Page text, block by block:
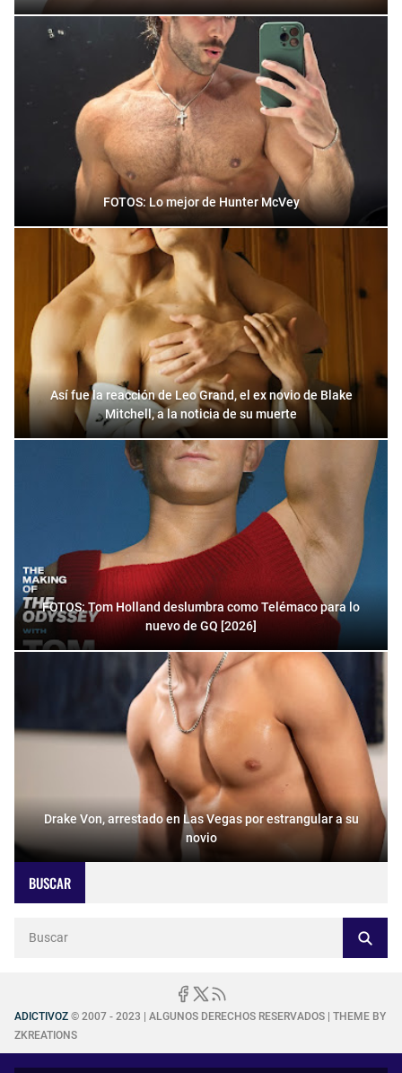
FOTOS: Lo mejor de Hunter McVey
Así fue la reacción de Leo Grand, el ex novio de Blake
Mitchell, a la noticia de su muerte
FOTOS: Tom Holland deslumbra como Telémaco para lo
nuevo de GQ [2026]
Drake Von, arrestado en Las Vegas por estrangular a su
novio
BUSCAR
ADICTIVOZ © 2007 - 2023 | ALGUNOS DERECHOS RESERVADOS | THEME BY
ZKREATIONS